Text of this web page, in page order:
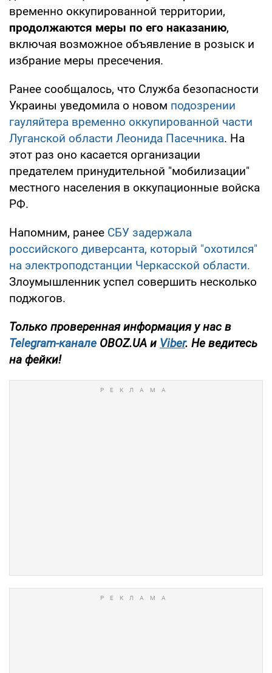
временно оккупированной территории,
продолжаются меры по его наказанию,
включая возможное объявление в розыск и
избрание меры пресечения.
Ранее сообщалось, что Служба безопасности
Украины уведомила о новом подозрении
гауляйтера временно оккупированной части
Луганской области Леонида Пасечника. На
этот раз оно касается организации
предателем принудительной "мобилизации"
местного населения в оккупационные войска
РФ.
Напомним, ранее СБУ задержала
российского диверсанта, который "охотился"
на электроподстанции Черкасской области.
Злоумышленник успел совершить несколько
поджогов.
Только проверенная информация у нас в
Telegram-канале OBOZ.UA и Viber. Не ведитесь
на фейки!